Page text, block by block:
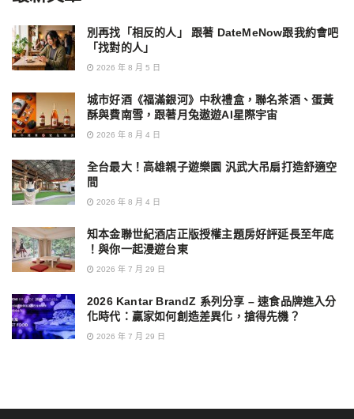
別再找「相反的人」 跟著 DateMeNow跟我約會吧
「找對的人」
2026 年 8 月 5 日
城市好酒《福滿銀河》中秋禮盒，聯名茶酒、蛋黃
酥與費南雪，跟著月兔遨遊AI星際宇宙
2026 年 8 月 4 日
全台最大！高雄親子遊樂園 汎武大吊扇打造舒適空
間
2026 年 8 月 4 日
知本金聯世紀酒店正版授權主題房好評延長至年底
！與你一起漫遊台東
2026 年 7 月 29 日
2026 Kantar BrandZ 系列分享 – 速食品牌進入分
化時代：贏家如何創造差異化，搶得先機？
2026 年 7 月 29 日